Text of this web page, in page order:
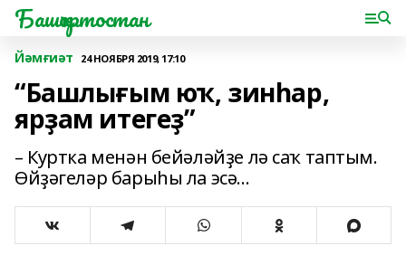
Башҡортостан
Йәмғиәт 24 НОЯБРЯ 2019, 17:10
“Башлығым юҡ, зинһар,
ярҙам итегеҙ”
– Куртка менән бейәләйҙе лә саҡ таптым.
Өйҙәгеләр барыһы ла эсә...